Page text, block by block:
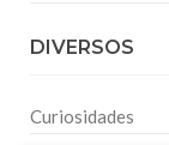
DIVERSOS
Curiosidades